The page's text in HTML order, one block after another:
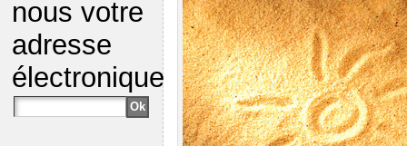
nous votre
adresse
électronique